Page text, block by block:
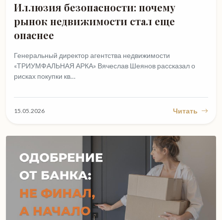
Иллюзия безопасности: почему
рынок недвижимости стал еще
опаснее
Генеральный директор агентства недвижимости
«ТРИУМФАЛЬНАЯ АРКА» Вячеслав Шеянов рассказал о
рисках покупки кв…
15.05.2026 Читать